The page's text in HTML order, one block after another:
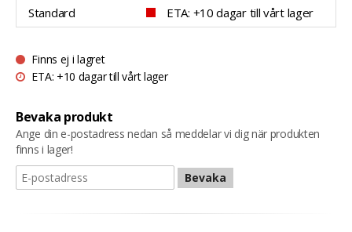
Standard ETA: +10 dagar till vårt lager
Finns ej i lagret
ETA: +10 dagar till vårt lager
Bevaka produkt
Ange din e-postadress nedan så meddelar vi dig när produkten
finns i lager!
Bevaka